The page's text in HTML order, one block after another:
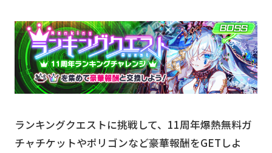
ランキングクエストに挑戦して、11周年爆熱無料ガ
チャチケットやポリゴンなど豪華報酬をGETしよ